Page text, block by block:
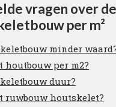
vragen over
per m²
minder
houtbouw per m2?
duur?
ruwbouw houtskelet?